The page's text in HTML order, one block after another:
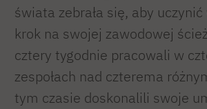
świata zebrała się, aby
krok na swojej zawodowej
cztery tygodnie pracowali w
zespołach nad czterema
tym czasie doskonalili swoje